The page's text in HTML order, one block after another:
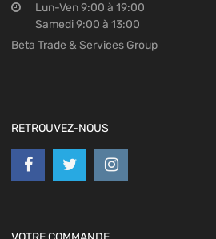
Lun-Ven 9:00 à 19:00
Samedi 9:00 à 13:00
Beta Trade & Services Group
RETROUVEZ-NOUS